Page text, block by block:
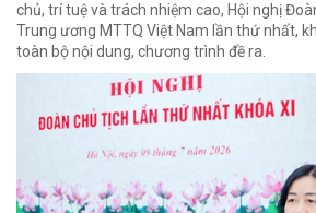
chủ, trí tuệ và trách nhiệm cao, Hội nghị
Trung ương MTTQ Việt Nam lần thứ nhất,
toàn bộ nội dung, chương trình đề ra.